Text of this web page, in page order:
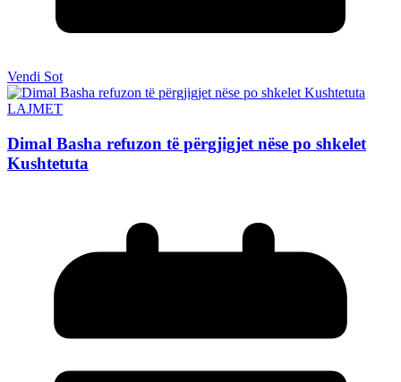
Vendi Sot
LAJMET
Dimal Basha refuzon të përgjigjet nëse po shkelet
Kushtetuta